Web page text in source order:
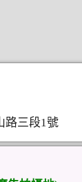
路三段1號